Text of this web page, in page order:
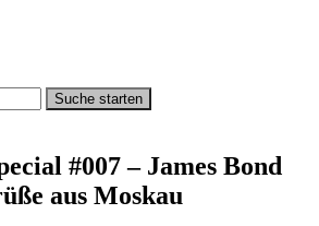
Suche starten
#007 – James Bond
aus Moskau